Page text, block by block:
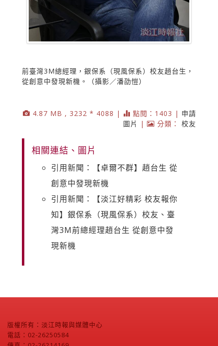
前臺灣3M總經理，銀保系（現風保系）校友趙台生，
從創意中發現新機。（攝影／潘劭愷）
4.87 MB , 3232 * 4088 | 點閱：1403 | 申請
圖片
| 分類： 校友
相關連結、圖片
引用新聞：【卓爾不群】趙台生 從
創意中發現新機
引用新聞：【淡江好精彩 校友報你
知】銀保系（現風保系）校友、臺
灣3M前總經理趙台生 從創意中發
現新機
版權所有：淡江時報與媒體中心
電話：02-26250584